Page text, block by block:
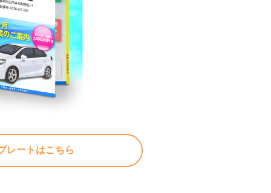
レートはこちら